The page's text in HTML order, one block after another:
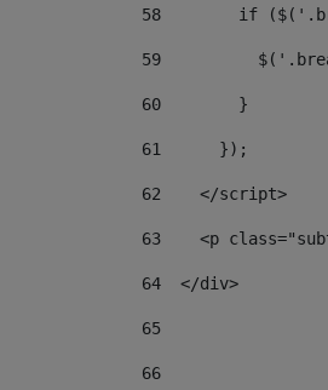
58
if
59
60
        }
61
      });
62
    </script>
63
<p
64
  </div>
65
66